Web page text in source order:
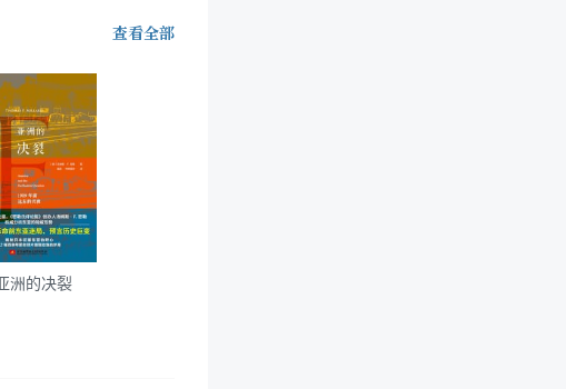
查看全部
洲的决裂